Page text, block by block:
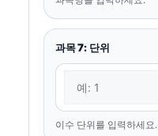
과목 7: 단위
이수 단위를 입력하세요.